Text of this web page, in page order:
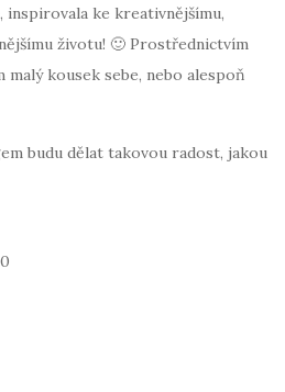
inspirovala ke kreativnějšímu,
životu! 🙂 Prostřednictvím
kousek sebe, nebo alespoň
budu dělat takovou radost, jakou